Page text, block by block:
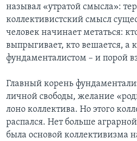
называл «утратой смысла»:
коллективистский смысл
человек начинает метаться:
выпрыгивает, кто вешается, а
фундаменталистом – и порой
Главный корень
личной свободы, желание
лоно коллектива. Но этого
распался. Нет больше
была основой коллективизма